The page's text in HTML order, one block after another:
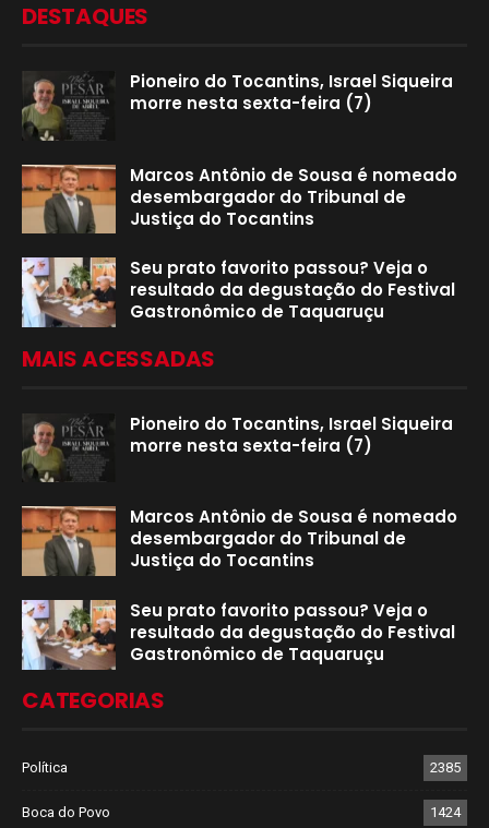
DESTAQUES
Pioneiro do Tocantins, Israel Siqueira
morre nesta sexta-feira (7)
Marcos Antônio de Sousa é nomeado
desembargador do Tribunal de
Justiça do Tocantins
Seu prato favorito passou? Veja o
resultado da degustação do Festival
Gastronômico de Taquaruçu
MAIS ACESSADAS
Pioneiro do Tocantins, Israel Siqueira
morre nesta sexta-feira (7)
Marcos Antônio de Sousa é nomeado
desembargador do Tribunal de
Justiça do Tocantins
Seu prato favorito passou? Veja o
resultado da degustação do Festival
Gastronômico de Taquaruçu
CATEGORIAS
Política 2385
Boca do Povo 1424